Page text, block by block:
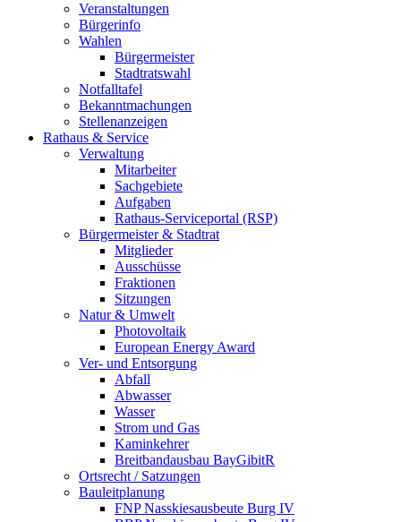
Veranstaltungen
Bürgerinfo
Wahlen
Bürgermeister
Stadtratswahl
Notfalltafel
Bekanntmachungen
Stellenanzeigen
Rathaus & Service
Verwaltung
Mitarbeiter
Sachgebiete
Aufgaben
Rathaus-Serviceportal (RSP)
Bürgermeister & Stadtrat
Mitglieder
Ausschüsse
Fraktionen
Sitzungen
Natur & Umwelt
Photovoltaik
European Energy Award
Ver- und Entsorgung
Abfall
Abwasser
Wasser
Strom und Gas
Kaminkehrer
Breitbandausbau BayGibitR
Ortsrecht / Satzungen
Bauleitplanung
FNP Nasskiesausbeute Burg IV